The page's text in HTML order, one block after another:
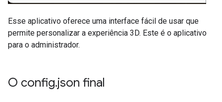
Esse aplicativo oferece uma interface fácil de usar que
permite personalizar a experiência 3D. Este é o aplicativo
para o administrador.
O config.json final